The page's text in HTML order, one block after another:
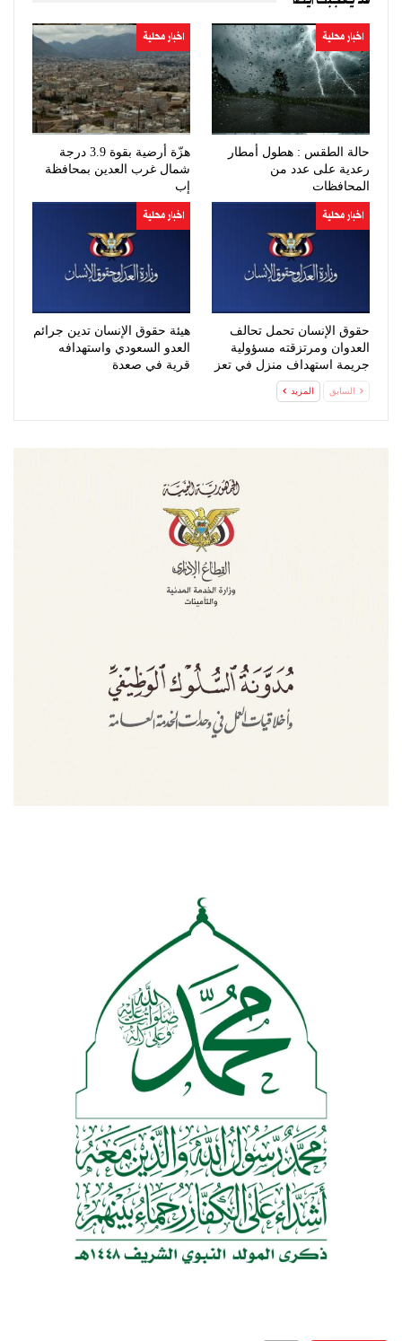
اخبار محلية
حالة الطقس : هطول أمطار
رعدية على عدد من
المحافظات
اخبار محلية
هزّة أرضية بقوة 3.9 درجة
شمال غرب العدين بمحافظة
إب
اخبار محلية
حقوق الإنسان تحمل تحالف
العدوان ومرتزقته مسؤولية
جريمة استهداف منزل في تعز
اخبار محلية
هيئة حقوق الإنسان تدين جرائم
العدو السعودي واستهدافه
قرية في صعدة
السابق المزيد